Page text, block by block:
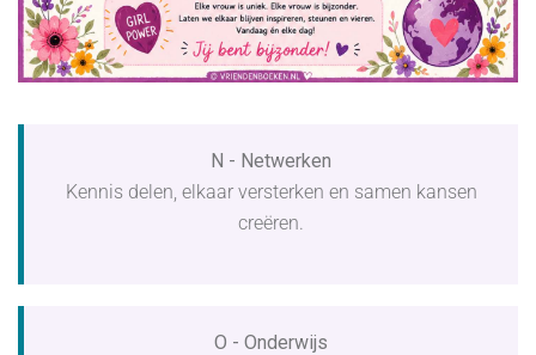
N - Netwerken
Kennis delen, elkaar versterken en samen kansen
creëren.
O - Onderwijs